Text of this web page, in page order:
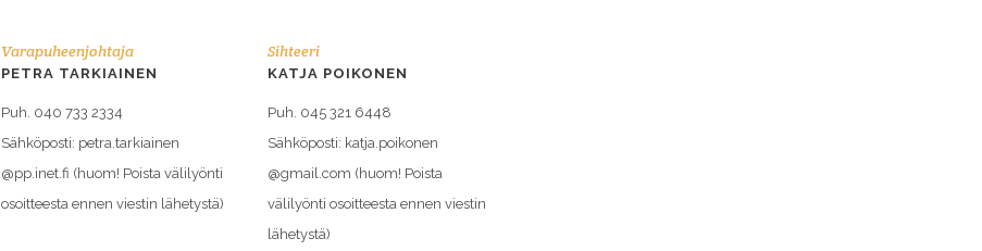
Varapuheenjohtaja
PETRA TARKIAINEN
Puh. 040 733 2334
Sähköposti: petra.tarkiainen
@pp.inet.fi (huom! Poista välilyönti
osoitteesta ennen viestin lähetystä)
Sihteeri
KATJA POIKONEN
Puh. 045 321 6448
Sähköposti: katja.poikonen
@gmail.com (huom! Poista
välilyönti osoitteesta ennen viestin
lähetystä)